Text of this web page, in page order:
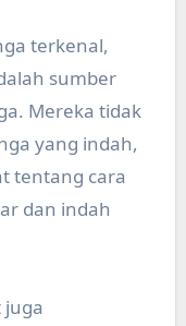
terkenal,
sumber
Mereka tidak
yang indah,
tentang cara
dan indah